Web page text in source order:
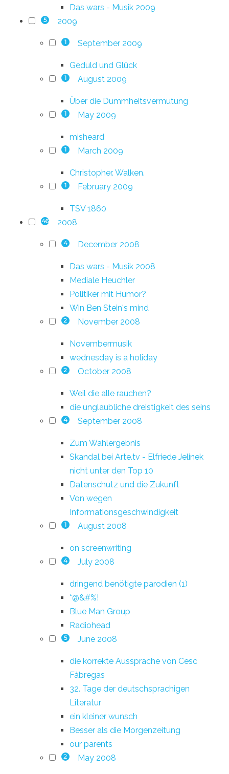
Das wars - Musik 2009
5 2009
1 September 2009
Geduld und Glück
1 August 2009
Über die Dummheitsvermutung
1 May 2009
misheard
1 March 2009
Christopher. Walken.
1 February 2009
TSV 1860
46 2008
4 December 2008
Das wars - Musik 2008
Mediale Heuchler
Politiker mit Humor?
Win Ben Stein's mind
2 November 2008
Novembermusik
wednesday is a holiday
2 October 2008
Weil die alle rauchen?
die unglaubliche dreistigkeit des seins
4 September 2008
Zum Wahlergebnis
Skandal bei Arte.tv - Elfriede Jelinek
nicht unter den Top 10
Datenschutz und die Zukunft
Von wegen
Informationsgeschwindigkeit
1 August 2008
on screenwriting
4 July 2008
dringend benötigte parodien (1)
*@&#%!
Blue Man Group
Radiohead
5 June 2008
die korrekte Aussprache von Cesc
Fàbregas
32. Tage der deutschsprachigen
Literatur
ein kleiner wunsch
Besser als die Morgenzeitung
our parents
2 May 2008